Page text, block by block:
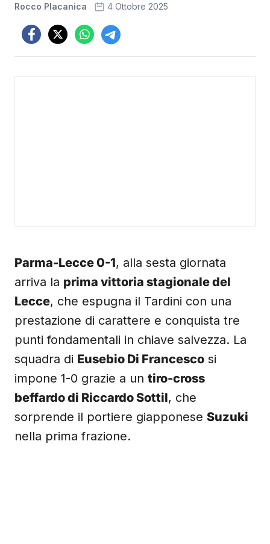
Rocco Placanica 4 Ottobre 2025
Parma-Lecce 0-1, alla sesta giornata
arriva la prima vittoria stagionale del
Lecce, che espugna il Tardini con una
prestazione di carattere e conquista tre
punti fondamentali in chiave salvezza. La
squadra di Eusebio Di Francesco si
impone 1-0 grazie a un tiro-cross
beffardo di Riccardo Sottil, che
sorprende il portiere giapponese Suzuki
nella prima frazione.